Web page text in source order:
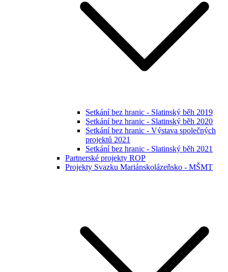
Setkání bez hranic - Slatinský běh 2019
Setkání bez hranic - Slatinský běh 2020
Setkání bez hranic - Výstava společných
projektů 2021
Setkání bez hranic - Slatinský běh 2021
Partnerské projekty ROP
Projekty Svazku Mariánskolázeňsko - MŠMT